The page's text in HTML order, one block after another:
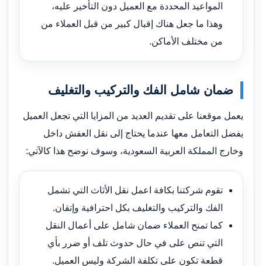
المواعيد المحددة مع العميل دون التأخير عليه،
وهذا ما جعل هناك إقبال كبير من قبل العملاء من
من مختلف الأماكن.
ضمان شامل الفك والتركيب والتغليف
يعمل موقعنا على تقديم العديد من المزايا التي تجعل العميل
يفضل التعامل معها عندما يحتاج إلى نقل العفش داخل
وخارج المملكة العربية السعودية، وسوف نوضح هذا كالآتي:
تقوم شركتنا بكافة اعمل نقل الأثاث التي تشمل
الفك والتركيب والتغليف بكل احترافية وإتقان.
كما تمنح العملاء ضمان شامل على أعمال النقل
التي تنص على في حال حدوث تلف أو ضرر بأي
قطعة تكون على تكلفة الشركة وليس العميل.